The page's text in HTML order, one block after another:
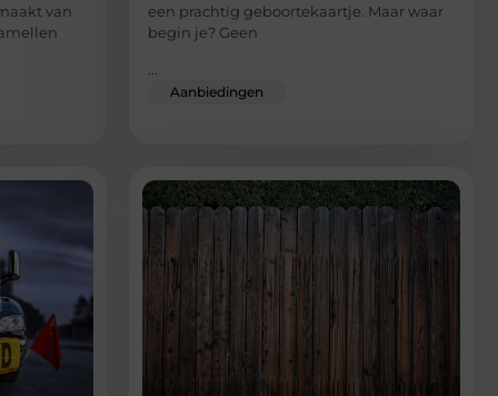
van
een prachtig geboortekaartje. Maar waar
begin je? Geen
...
Aanbiedingen